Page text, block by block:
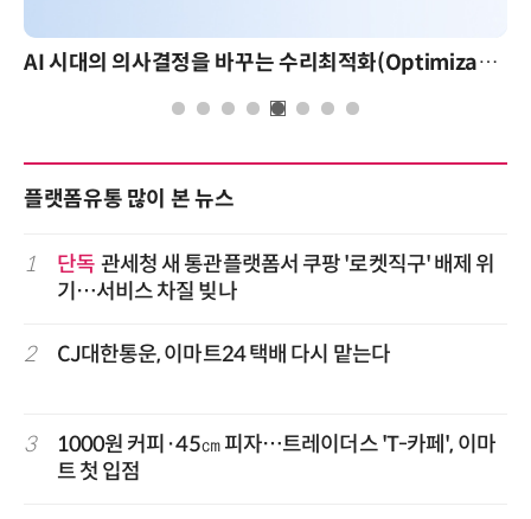
AI 시대의 의사결정을 바꾸는 수리최적화(Optimization): 실제 산업 적용 사례와 활용 전략
플랫폼유통 많이 본 뉴스
1 단독 관세청 새 통관플랫폼서 쿠팡 '로켓직구' 배제 위
기…서비스 차질 빚나
2 CJ대한통운, 이마트24 택배 다시 맡는다
3
1000원 커피·45㎝ 피자…트레이더스 'T-카페', 이마
트 첫 입점